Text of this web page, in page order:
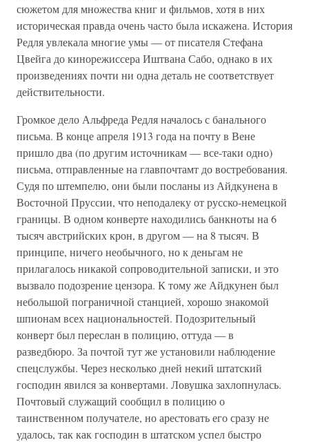
сюжетом для множества книг и фильмов, хотя в них
историческая правда очень часто была искажена. История
Редля увлекала многие умы — от писателя Стефана
Цвейга до кинорежиссера Иштвана Сабо, однако в их
произведениях почти ни одна деталь не соответствует
действительности.
Громкое дело Альфреда Редля началось с банального
письма. В конце апреля 1913 года на почту в Вене
пришло два (по другим источникам — все-таки одно)
письма, отправленные на главпочтамт до востребования.
Судя по штемпелю, они были посланы из Айдкунена в
Восточной Пруссии, что неподалеку от русско-немецкой
границы. В одном конверте находились банкноты на 6
тысяч австрийских крон, в другом — на 8 тысяч. В
принципе, ничего необычного, но к деньгам не
прилагалось никакой сопроводительной записки, и это
вызвало подозрение цензора. К тому же Айдкунен был
небольшой пограничной станцией, хорошо знакомой
шпионам всех национальностей. Подозрительный
конверт был переслан в полицию, оттуда — в
разведбюро. За почтой тут же установили наблюдение
спецслужбы. Через несколько дней некий штатский
господин явился за конвертами. Ловушка захлопнулась.
Почтовый служащий сообщил в полицию о
таинственном получателе, но арестовать его сразу не
удалось, так как господин в штатском успел быстро